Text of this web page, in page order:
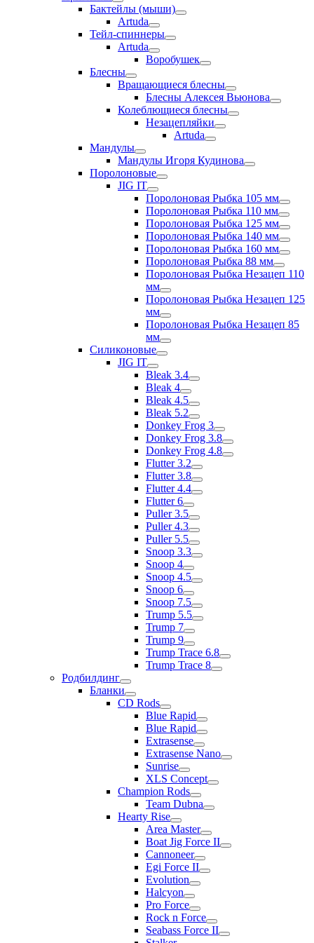
Бактейлы (мыши)
Artuda
Тейл-спиннеры
Artuda
Воробушек
Блесны
Вращающиеся блесны
Блесны Алексея Вьюнова
Колеблющиеся блесны
Незацепляйки
Artuda
Мандулы
Мандулы Игоря Кудинова
Поролоновые
JIG IT
Поролоновая Рыбка 105 мм
Поролоновая Рыбка 110 мм
Поролоновая Рыбка 125 мм
Поролоновая Рыбка 140 мм
Поролоновая Рыбка 160 мм
Поролоновая Рыбка 88 мм
Поролоновая Рыбка Незацеп 110
мм
Поролоновая Рыбка Незацеп 125
мм
Поролоновая Рыбка Незацеп 85
мм
Силиконовые
JIG IT
Bleak 3.4
Bleak 4
Bleak 4.5
Bleak 5.2
Donkey Frog 3
Donkey Frog 3.8
Donkey Frog 4.8
Flutter 3.2
Flutter 3.8
Flutter 4.4
Flutter 6
Puller 3.5
Puller 4.3
Puller 5.5
Snoop 3.3
Snoop 4
Snoop 4.5
Snoop 6
Snoop 7.5
Trump 5.5
Trump 7
Trump 9
Trump Trace 6.8
Trump Trace 8
Родбилдинг
Бланки
CD Rods
Blue Rapid
Blue Rapid
Extrasense
Extrasense Nano
Sunrise
XLS Concept
Champion Rods
Team Dubna
Hearty Rise
Area Master
Boat Jig Force II
Cannoneer
Egi Force II
Evolution
Halcyon
Pro Force
Rock n Force
Seabass Force II